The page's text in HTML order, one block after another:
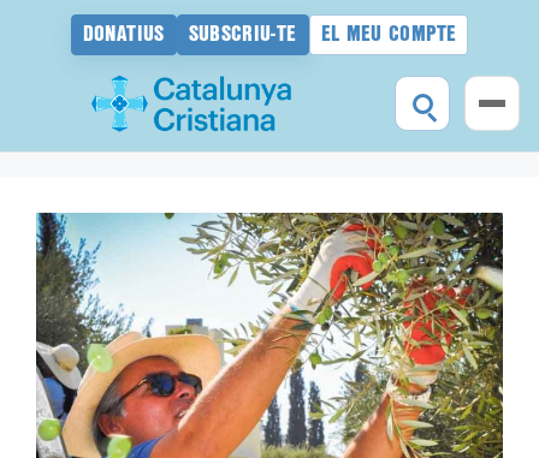
DONATIUS SUBSCRIU-TE EL MEU COMPTE
contingut